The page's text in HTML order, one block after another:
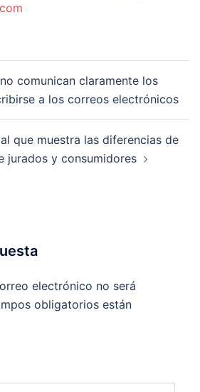
comunican claramente los
a los correos electrónicos
que muestra las diferencias de
jurados y consumidores
electrónico no será
obligatorios están